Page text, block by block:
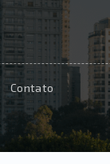
Contato